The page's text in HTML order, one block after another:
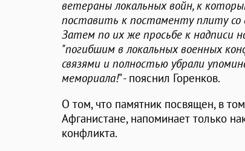
ветераны локальных войн, к
поставить к постаменту плиту со
Затем по их же просьбе к надписи
"погибшим в локальных военных
связями и полностью убрали
мемориала!" - пояснил Горенков.
О том, что памятник посвящен, в
Афганистане, напоминает только
конфликта.